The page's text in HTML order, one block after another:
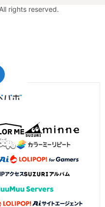
rights reserved.